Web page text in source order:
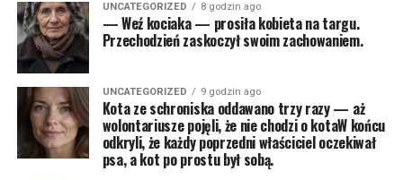
UNCATEGORIZED 8 godzin ago
— Weź kociaka — prosiła kobieta na targu.
Przechodzień zaskoczył swoim zachowaniem.
UNCATEGORIZED 9 godzin ago
Kota ze schroniska oddawano trzy razy — aż
wolontariusze pojęli, że nie chodzi o kotaW końcu
odkryli, że każdy poprzedni właściciel oczekiwał
psa, a kot po prostu był sobą.